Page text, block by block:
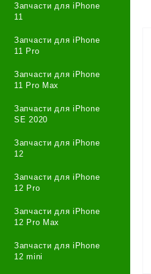
Запчасти для iPhone
11
Запчасти для iPhone
11 Pro
Запчасти для iPhone
11 Pro Max
Запчасти для iPhone
SE 2020
Запчасти для iPhone
12
Запчасти для iPhone
12 Pro
Запчасти для iPhone
12 Pro Max
Запчасти для iPhone
12 mini